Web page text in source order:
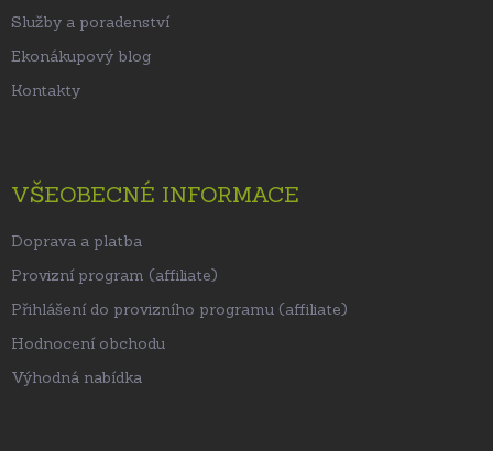
Služby a poradenství
Ekonákupový blog
Kontakty
VŠEOBECNÉ INFORMACE
Doprava a platba
Provizní program (affiliate)
Přihlášení do provizního programu (affiliate)
Hodnocení obchodu
Výhodná nabídka